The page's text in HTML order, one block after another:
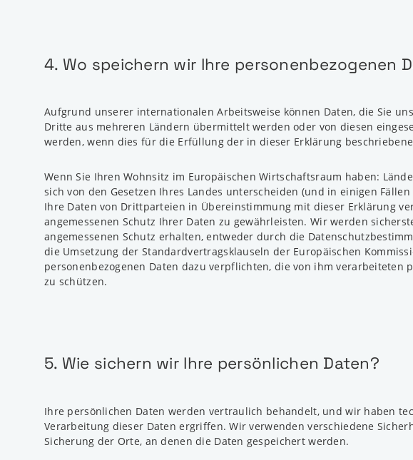
4. Wo speichern wir Ihre personenbezogenen
Aufgrund unserer internationalen Arbeitsweise können Daten, die Sie
Dritte aus mehreren Ländern übermittelt werden oder von diesen
werden, wenn dies für die Erfüllung der in dieser Erklärung
Wenn Sie Ihren Wohnsitz im Europäischen Wirtschaftsraum haben:
sich von den Gesetzen Ihres Landes unterscheiden (und in einigen
Ihre Daten von Drittparteien in Übereinstimmung mit dieser Erklärung
angemessenen Schutz Ihrer Daten zu gewährleisten. Wir werden
angemessenen Schutz erhalten, entweder durch die
die Umsetzung der Standardvertragsklauseln der Europäischen
personenbezogenen Daten dazu verpflichten, die von ihm
zu schützen.
5. Wie sichern wir Ihre persönlichen Daten?
Ihre persönlichen Daten werden vertraulich behandelt, und wir haben
Verarbeitung dieser Daten ergriffen. Wir verwenden verschiedene
Sicherung der Orte, an denen die Daten gespeichert werden.